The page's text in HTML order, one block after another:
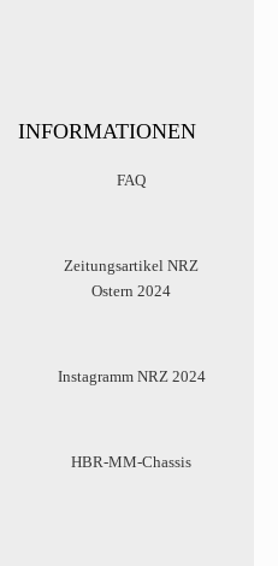
INFORMATIONEN
FAQ
Zeitungsartikel NRZ
Ostern 2024
Instagramm NRZ 2024
HBR-MM-Chassis